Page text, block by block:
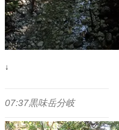
↓
07:37黒味岳分岐